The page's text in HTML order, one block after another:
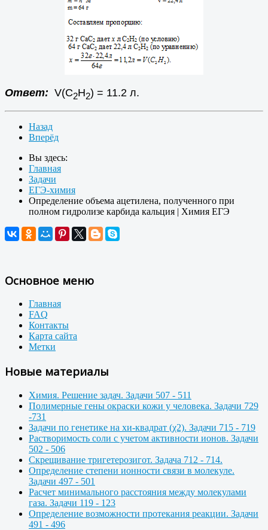
Ответ: V(С2Н2) = 11.2 л.
Назад
Вперёд
Вы здесь:
Главная
Задачи
ЕГЭ-химия
Определение объема ацетилена, полученного при
полном гидролизе карбида кальция | Химия ЕГЭ
Основное меню
Главная
FAQ
Контакты
Карта сайта
Метки
Новые материалы
Химия. Решение задач. Задачи 507 - 511
Полимерные гены окраски кожи у человека. Задачи 729
-731
Задачи по генетике на хи-квадрат (χ2). Задачи 715 - 719
Растворимость соли с учетом активности ионов. Задачи
502 - 506
Скрещивание тригетерозигот. Задача 712 - 714.
Определение степени ионности связи в молекуле.
Задачи 497 - 501
Расчет минимального расстояния между молекулами
газа. Задачи 119 - 123
Определение возможности протекания реакции. Задачи
491 - 496